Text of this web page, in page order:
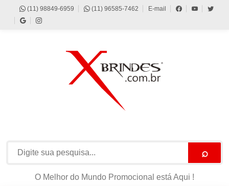
(11) 98849-6959 (11) 96585-7462 E-mail
⌕
O Melhor do Mundo Promocional está Aqui !